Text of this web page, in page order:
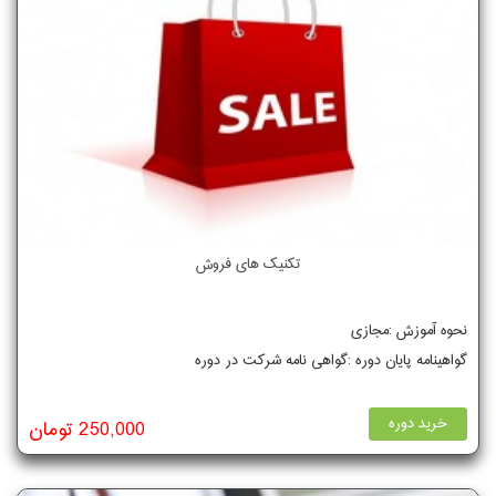
تکنیک های فروش
نحوه آموزش :مجازی
گواهینامه پایان دوره :گواهی نامه شرکت در دوره
خرید دوره 250,000 تومان